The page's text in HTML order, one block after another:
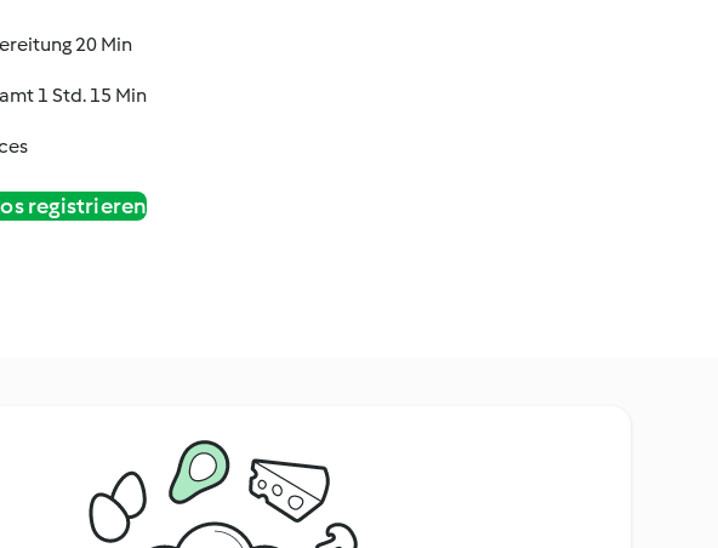
20 Min
1 Std. 15 Min
registrieren